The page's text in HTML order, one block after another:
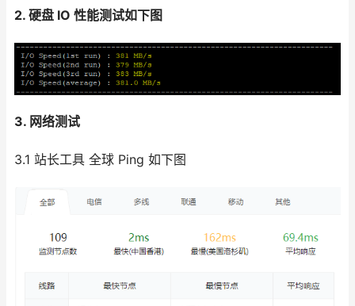
2. 硬盘 IO 性能测试如下图
3. 网络测试
3.1 站长工具 全球 Ping 如下图